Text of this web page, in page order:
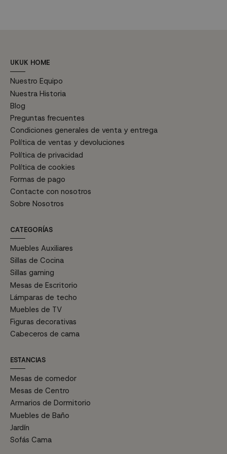
UKUK HOME
Nuestro Equipo
Nuestra Historia
Blog
Preguntas frecuentes
Condiciones generales de venta y entrega
Política de ventas y devoluciones
Política de privacidad
Política de cookies
Formas de pago
Contacte con nosotros
Sobre Nosotros
CATEGORÍAS
Muebles Auxiliares
Sillas de Cocina
Sillas gaming
Mesas de Escritorio
Lámparas de techo
Muebles de TV
Figuras decorativas
Cabeceros de cama
ESTANCIAS
Mesas de comedor
Mesas de Centro
Armarios de Dormitorio
Muebles de Baño
Jardín
Sofás Cama